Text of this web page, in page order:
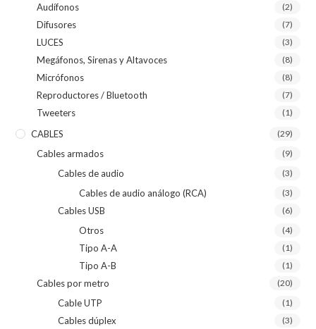
Audífonos (2)
Difusores (7)
LUCES (3)
Megáfonos, Sirenas y Altavoces (8)
Micrófonos (8)
Reproductores / Bluetooth (7)
Tweeters (1)
CABLES (29)
Cables armados (9)
Cables de audio (3)
Cables de audio análogo (RCA) (3)
Cables USB (6)
Otros (4)
Tipo A-A (1)
Tipo A-B (1)
Cables por metro (20)
Cable UTP (1)
Cables dúplex (3)